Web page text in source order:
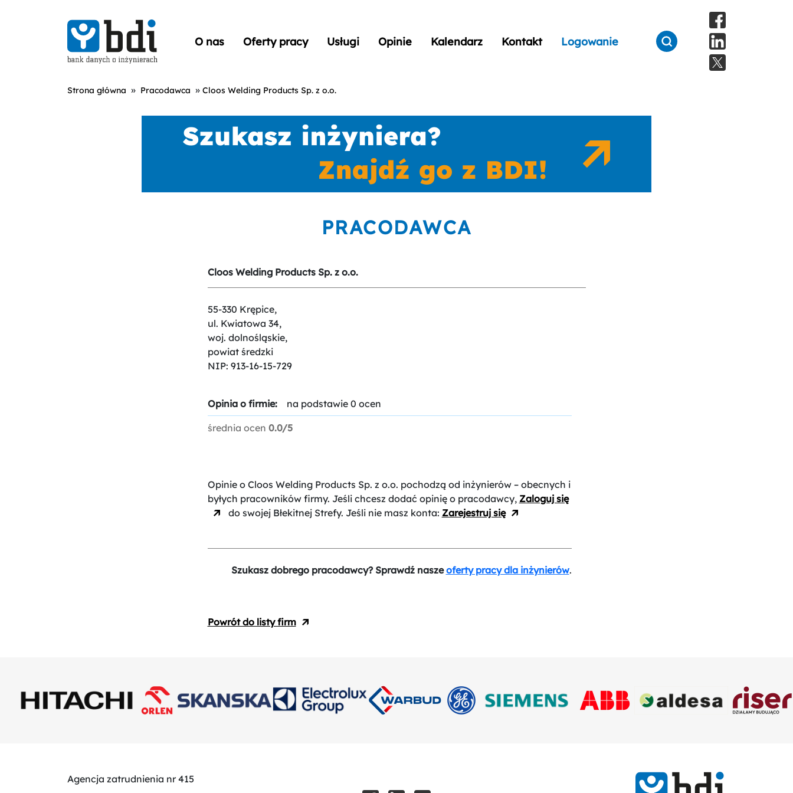
O nas Oferty pracy Usługi Opinie Kalendarz Kontakt Logowanie
Strona główna » Pracodawca » Cloos Welding Products Sp. z o.o.
PRACODAWCA
Cloos Welding Products Sp. z o.o.
55-330 Krępice,
ul. Kwiatowa 34,
woj. dolnośląskie,
powiat średzki
NIP: 913-16-15-729
Opinia o firmie: na podstawie 0 ocen
średnia ocen 0.0/5
Opinie o Cloos Welding Products Sp. z o.o. pochodzą od inżynierów – obecnych i
byłych pracowników firmy. Jeśli chcesz dodać opinię o pracodawcy, Zaloguj się
do swojej Błekitnej Strefy. Jeśli nie masz konta: Zarejestruj się
Szukasz dobrego pracodawcy? Sprawdź naszeoferty pracy dla inżynierów.
Powrót do listy firm
Agencja zatrudnienia nr 415